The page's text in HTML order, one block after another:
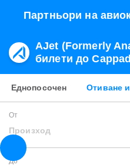
Партньори на
AJet (Formerly
билети до
Еднопосочен Отиване
От
Произход
До